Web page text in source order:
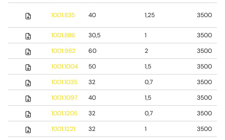
1001.835 40 1,25 3500
1001.886 30,5 1
3500
1001.982
60 2
3500
1001.1004
50 1,5
3500
1001.1035
32 0,7
3500
1001.1097
40 1,5
3500
1001.1205
32 0,7
3500
1001.1221
32 1
3500